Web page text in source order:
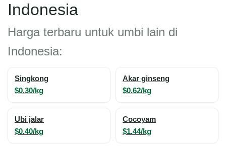
Indonesia
Harga terbaru untuk umbi lain di
Indonesia:
Singkong
$0.30/kg
Akar ginseng
$0.62/kg
Ubi jalar
$0.40/kg
Cocoyam
$1.44/kg